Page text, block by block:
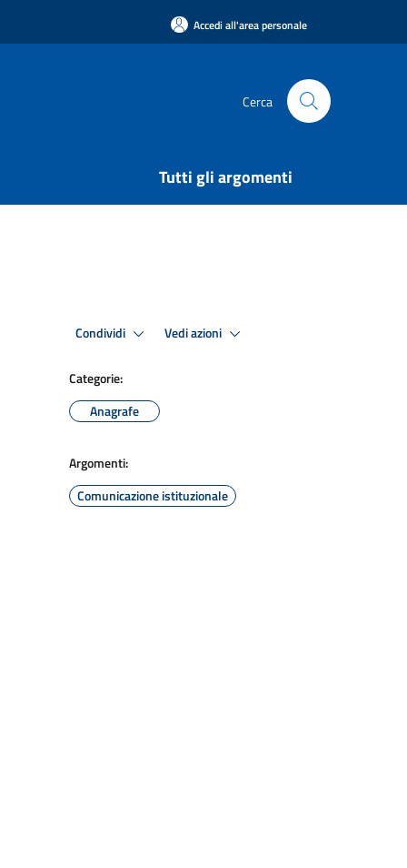
Accedi all'area personale
Cerca
Tutti gli argomenti
Condividi Vedi azioni
Categorie:
Anagrafe
Argomenti:
Comunicazione istituzionale